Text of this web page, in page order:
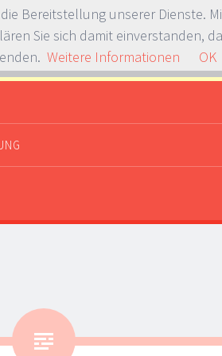
Bereitstellung unserer Dienste.
Sie sich damit einverstanden,
Weitere Informationen OK